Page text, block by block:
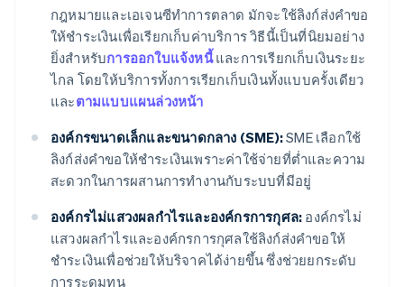
กฎหมายและเอเจนซีทำการตลาด มักจะใช้ลิงก์ส่งคำขอ
ให้ชำระเงินเพื่อเรียกเก็บค่าบริการ วิธีนี้เป็นที่นิยมอย่าง
ยิ่งสำหรับการออกใบแจ้งหนี้และการเรียกเก็บเงินระยะ
ไกล โดยให้บริการทั้งการเรียกเก็บเงินทั้งแบบครั้งเดียว
และตามแบบแผนล่วงหน้า
องค์กรขนาดเล็กและขนาดกลาง (SME):SME เลือกใช้
ลิงก์ส่งคำขอให้ชำระเงินเพราะค่าใช้จ่ายที่ต่ำและความ
สะดวกในการผสานการทำงานกับระบบที่มีอยู่
องค์กรไม่แสวงผลกำไรและองค์กรการกุศล: องค์กรไม่
แสวงผลกำไรและองค์กรการกุศลใช้ลิงก์ส่งคำขอให้
ชำระเงินเพื่อช่วยให้บริจาคได้ง่ายขึ้น ซึ่งช่วยยกระดับ
การระดมทุน